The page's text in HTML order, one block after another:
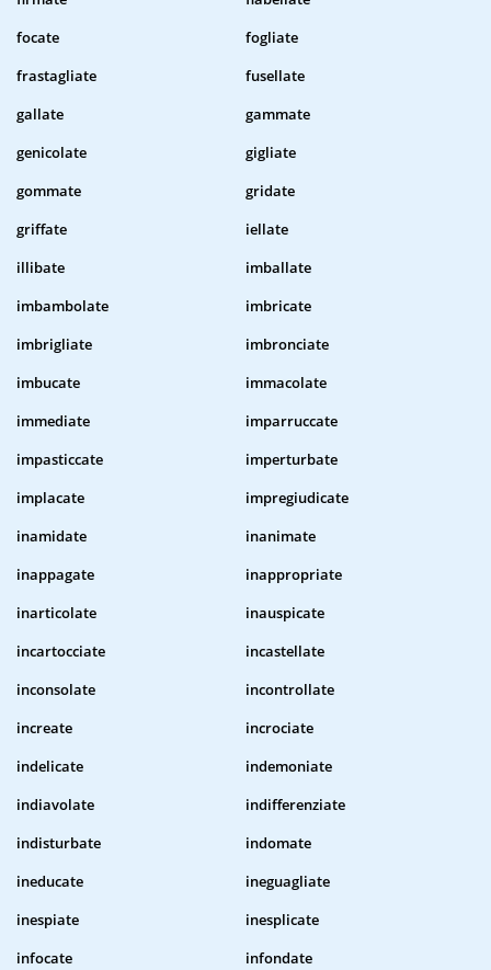
focate
fogliate
frastagliate
fusellate
gallate
gammate
genicolate
gigliate
gommate
gridate
griffate
iellate
illibate
imballate
imbambolate
imbricate
imbrigliate
imbronciate
imbucate
immacolate
immediate
imparruccate
impasticcate
imperturbate
implacate
impregiudicate
inamidate
inanimate
inappagate
inappropriate
inarticolate
inauspicate
incartocciate
incastellate
inconsolate
incontrollate
increate
incrociate
indelicate
indemoniate
indiavolate
indifferenziate
indisturbate
indomate
ineducate
ineguagliate
inespiate
inesplicate
infocate
infondate